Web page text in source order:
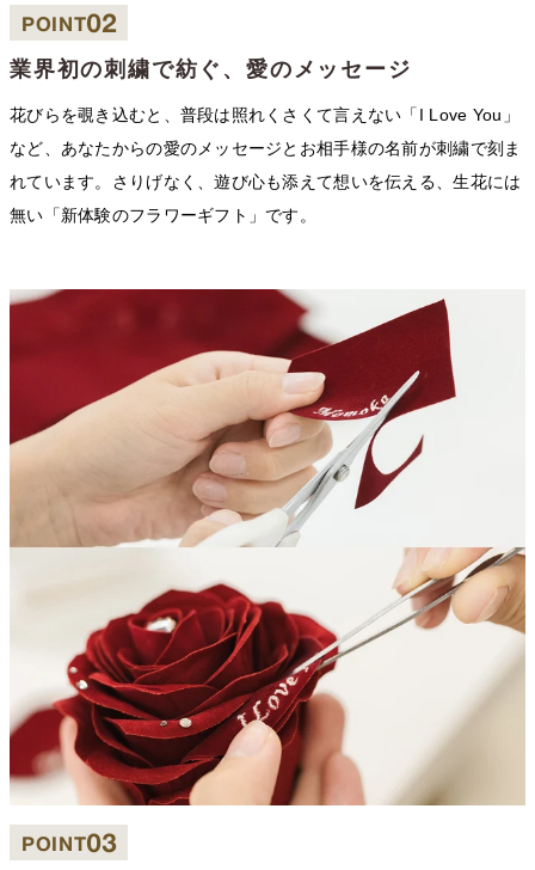
POINT02
業界初の刺繍で紡ぐ、愛のメッセージ
花びらを覗き込むと、普段は照れくさくて言えない「I Love You」
など、あなたからの愛のメッセージとお相手様の名前が刺繍で刻ま
れています。さりげなく、遊び心も添えて想いを伝える、生花には
無い「新体験のフラワーギフト」です。
POINT03